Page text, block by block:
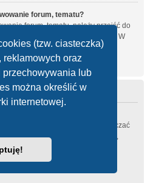
(tzw. ciasteczka)
reklamowych oraz
przechowywania lub
można określić w
internetowej.
forum, tematu?
forum, tematu, należy przejść do
do karty “Obserwowane”. W
forów i tematów.
na tej witrynie?
zezwolić lub zabronić zamieszczać
nie masz pewności zamieszczanie,
skontaktuj się z